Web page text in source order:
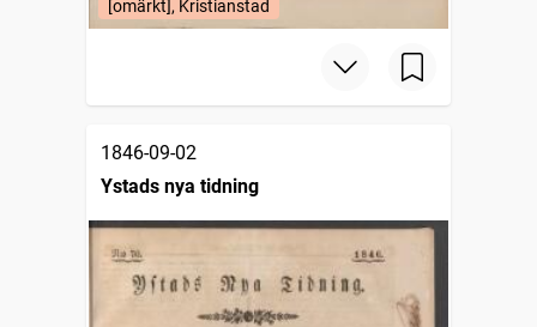
[omärkt], Kristianstad
1846-09-02
Ystads nya tidning